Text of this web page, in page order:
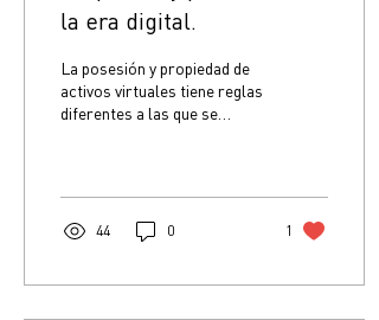
la era digital.
La posesión y propiedad de
activos virtuales tiene reglas
diferentes a las que se
44 0 1